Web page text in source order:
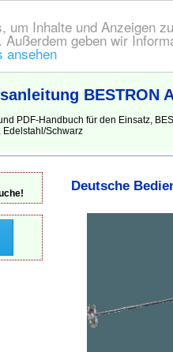
um Inhalte und Anzeigen
geben wir
ansehen
Sie die deutsche Anleitung!
BESTRON
PDF-Handbuch für den Einsatz,
Edelstahl/Schwarz
Deutsche